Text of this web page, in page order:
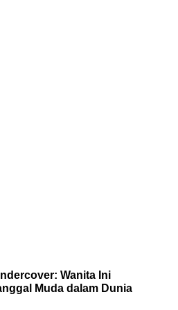
Wanita Ini
Muda dalam Dunia